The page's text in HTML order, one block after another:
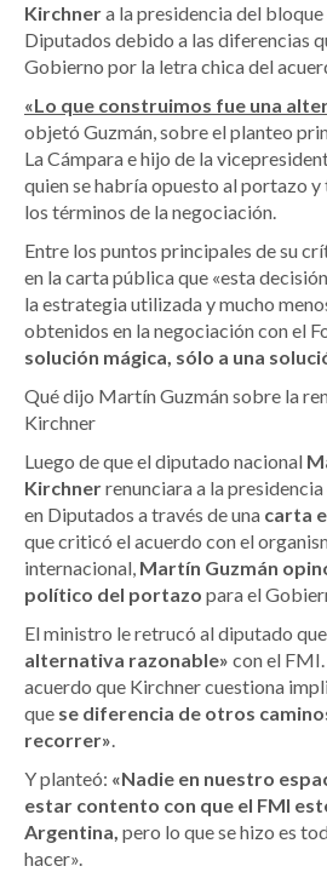
Kirchnera la presidencia del
Diputados debido a las diferencias
Gobierno por la letra chica del
«Lo que construimos fue una
objetó Guzmán, sobre el planteo
La Cámpara e hijo de la
quien se habría opuesto al portazo
los términos de la negociación.
Entre los puntos principales de su
en la carta pública que «esta
la estrategia utilizada y mucho
obtenidos en la negociación con el
solución mágica, sólo a una
Qué dijo Martín Guzmán sobre la
Kirchner
Luego de que el diputado nacional
Kirchnerrenunciara a la
en Diputados a través de una carta
que criticó el acuerdo con el
internacional, Martín Guzmán
político del portazo para el
El ministro le retrucó al diputado que
alternativa razonable» con el
acuerdo que Kirchner cuestiona
que se diferencia de otros
recorrer».
Y planteó: «Nadie en nuestro
estar contento con que el FMI
Argentina, pero lo que se hizo es
hacer».